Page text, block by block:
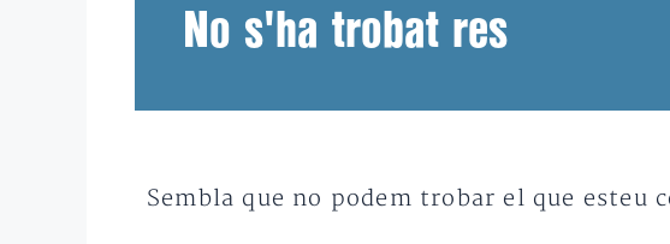
No s'ha trobat res
Sembla que no podem trobar el que esteu